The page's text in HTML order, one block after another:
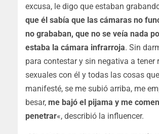
excusa, le digo que estaban
que él sabía que las cámaras no
no grababan, que no se veía nada
estaba la cámara infrarroja. Sin
para contestar y sin negativa a tener
sexuales con él y todas las cosas
manifesté, se me subió arriba, me
besar, me bajó el pijama y me
penetrar«, describió la influencer.